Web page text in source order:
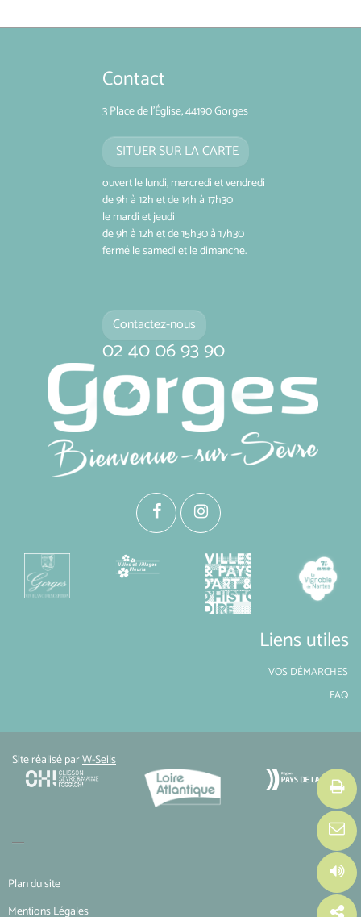
Contact
3 Place de l'Église, 44190 Gorges
SITUER SUR LA CARTE
ouvert le lundi, mercredi et vendredi
de 9h à 12h et de 14h à 17h30
le mardi et jeudi
de 9h à 12h et de 15h30 à 17h30
fermé le samedi et le dimanche.
Contactez-nous
02 40 06 93 90
Liens utiles
VOS DÉMARCHES
FAQ
Site réalisé parW-Seils
Plan du site
Mentions Légales